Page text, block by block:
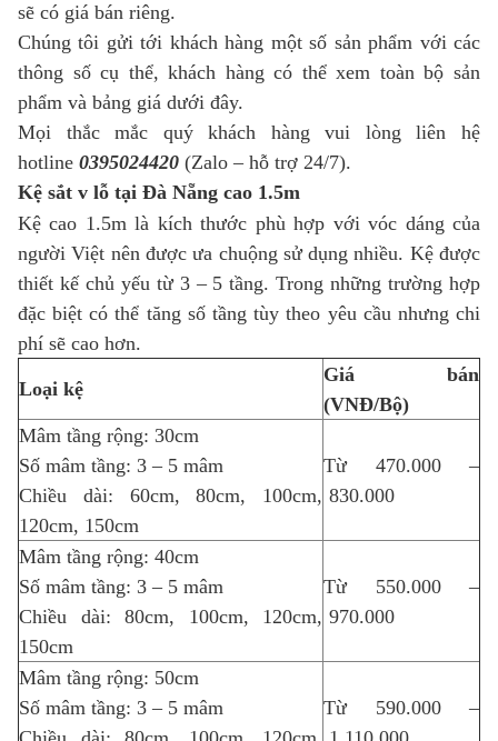
sẽ có giá bán riêng.
Chúng tôi gửi tới khách hàng một số sản phẩm với các
thông số cụ thể, khách hàng có thể xem toàn bộ sản
phẩm và bảng giá dưới đây.
Mọi thắc mắc quý khách hàng vui lòng liên hệ
hotline 0395024420 (Zalo – hỗ trợ 24/7).
Kệ sắt v lỗ tại Đà Nẵng cao 1.5m
Kệ cao 1.5m là kích thước phù hợp với vóc dáng của
người Việt nên được ưa chuộng sử dụng nhiều. Kệ được
thiết kế chủ yếu từ 3 – 5 tầng. Trong những trường hợp
đặc biệt có thể tăng số tầng tùy theo yêu cầu nhưng chi
phí sẽ cao hơn.
Loại kệ
Giá bán
(VNĐ/Bộ)
Mâm tầng rộng: 30cm
Số mâm tầng: 3 – 5 mâm
Chiều dài: 60cm, 80cm, 100cm,
120cm, 150cm
Từ 470.000 –
830.000
Mâm tầng rộng: 40cm
Số mâm tầng: 3 – 5 mâm
Chiều dài: 80cm, 100cm, 120cm,
150cm
Từ 550.000 –
970.000
Mâm tầng rộng: 50cm
Số mâm tầng: 3 – 5 mâm
Từ 590.000 –